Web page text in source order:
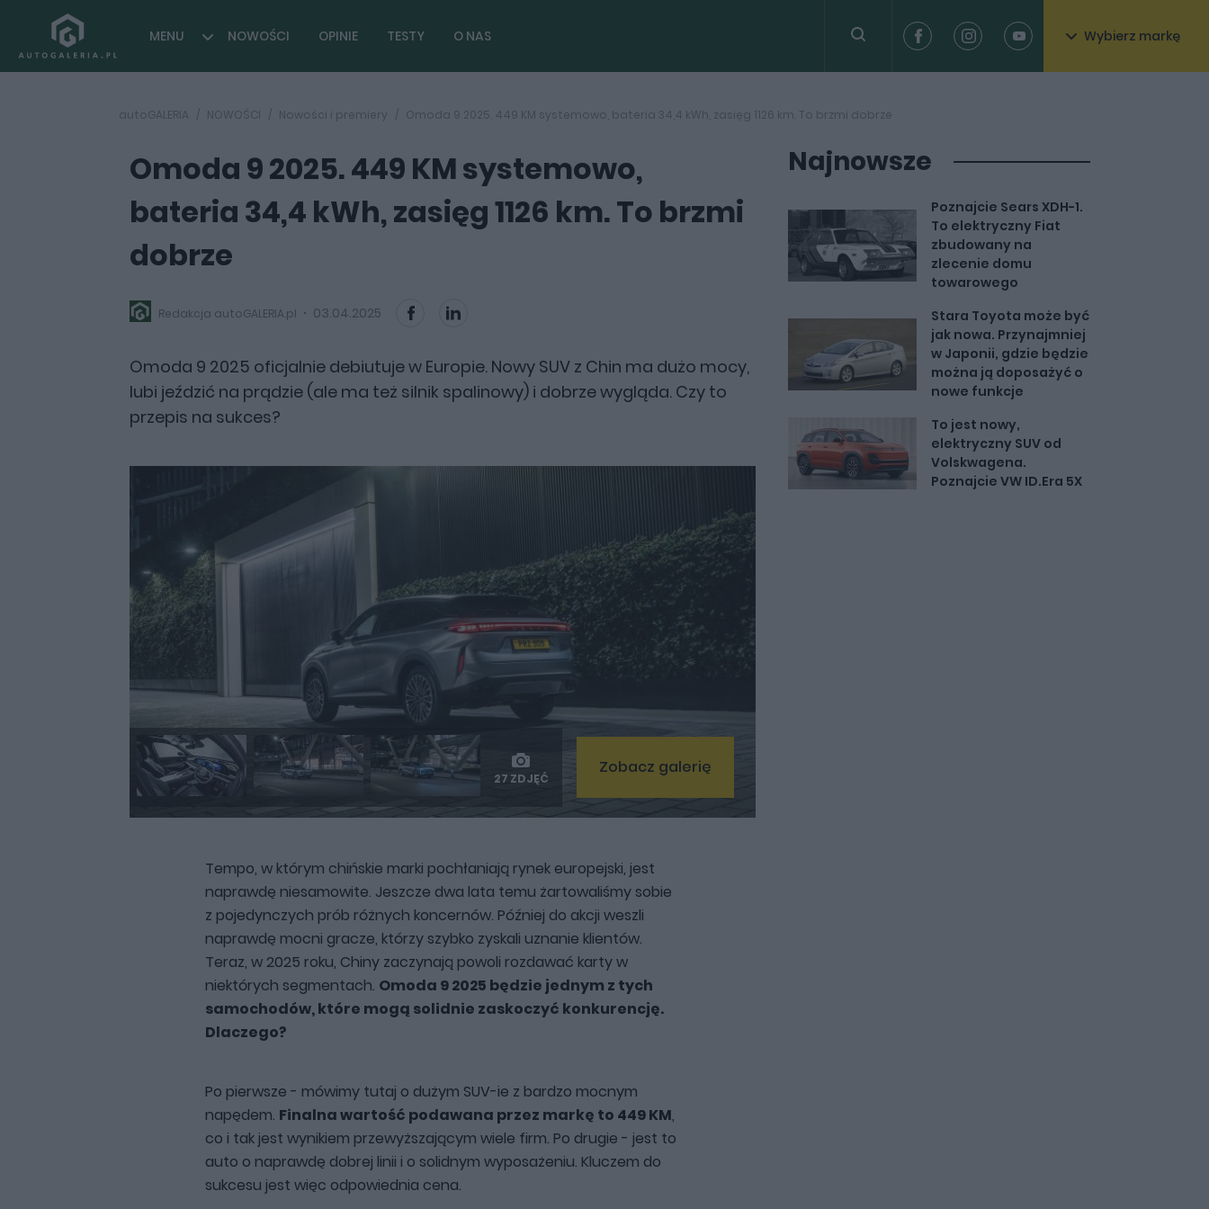
MENU NOWOŚCI OPINIE TESTY O NAS Wybierz markę
autoGALERIA NOWOŚCI Nowości i premiery Omoda 9 2025. 449 KM systemowo, bateria 34,4 kWh, zasięg 1126 km. To brzmi dobrze
Omoda 9 2025. 449 KM systemowo,
bateria 34,4 kWh, zasięg 1126 km. To brzmi
dobrze
Redakcja autoGALERIA.pl 03.04.2025
Omoda 9 2025 oficjalnie debiutuje w Europie. Nowy SUV z Chin ma dużo mocy,
lubi jeździć na prądzie (ale ma też silnik spalinowy) i dobrze wygląda. Czy to
przepis na sukces?
27 ZDJĘĆ
Zobacz galerię
Tempo, w którym chińskie marki pochłaniają rynek europejski, jest
naprawdę niesamowite. Jeszcze dwa lata temu żartowaliśmy sobie
z pojedynczych prób różnych koncernów. Później do akcji weszli
naprawdę mocni gracze, którzy szybko zyskali uznanie klientów.
Teraz, w 2025 roku, Chiny zaczynają powoli rozdawać karty w
niektórych segmentach. Omoda 9 2025 będzie jednym z tych
samochodów, które mogą solidnie zaskoczyć konkurencję.
Dlaczego?
Po pierwsze - mówimy tutaj o dużym SUV-ie z bardzo mocnym
napędem. Finalna wartość podawana przez markę to 449 KM,
co i tak jest wynikiem przewyższającym wiele firm. Po drugie - jest to
auto o naprawdę dobrej linii i o solidnym wyposażeniu. Kluczem do
sukcesu jest więc odpowiednia cena.
Najnowsze
Poznajcie Sears XDH-1.
To elektryczny Fiat
zbudowany na
zlecenie domu
towarowego
Stara Toyota może być
jak nowa. Przynajmniej
w Japonii, gdzie będzie
można ją doposażyć o
nowe funkcje
To jest nowy,
elektryczny SUV od
Volskwagena.
Poznajcie VW ID.Era 5X